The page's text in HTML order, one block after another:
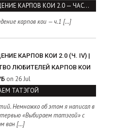
РАЗВЕДЕНИЕ КАРПОВ КОИ 2.0 — ЧАСТЬ I
карпов кои — ч.1 […]
КАРПОВ КОИ 2.0 (Ч. IV) |
ЛЮБИТЕЛЕЙ КАРПОВ КОИ
on 26 Jul
ТАТЭГОЙ
Немножко об этом я написал в
«Выбираем татэгой» с
ван […]